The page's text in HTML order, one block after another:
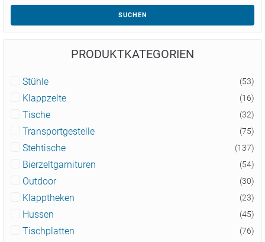
SUCHEN
PRODUKTKATEGORIEN
Stühle (53)
Klappzelte (16)
Tische (32)
Transportgestelle (75)
Stehtische (137)
Bierzeltgarnituren (54)
Outdoor (30)
Klapptheken (23)
Hussen (45)
Tischplatten (76)